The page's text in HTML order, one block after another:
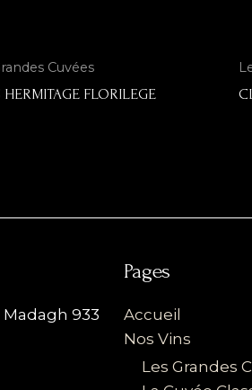
Cuvées
HERMITAGE FLORILEGE
933
Pages
Accueil
Nos Vins
Les Grandes